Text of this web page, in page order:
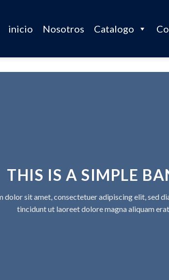
inicio Nosotros Catalogo
THIS IS A SIMPLE
dolor sit amet, consectetuer adipiscing elit, sed
tincidunt ut laoreet dolore magna aliquam